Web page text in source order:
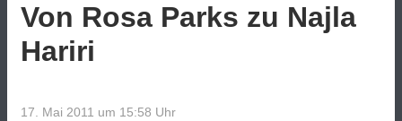
Von Rosa Parks zu Najla
Hariri
17. Mai 2011 um 15:58 Uhr